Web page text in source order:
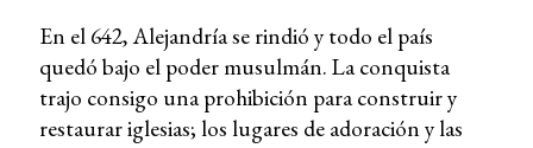
En el 642, Alejandría se rindió y todo el país
quedó bajo el poder musulmán. La conquista
trajo consigo una prohibición para construir y
restaurar iglesias; los lugares de adoración y las